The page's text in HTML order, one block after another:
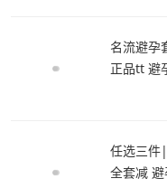
名流避孕
正品tt 避
任选三件
全套减